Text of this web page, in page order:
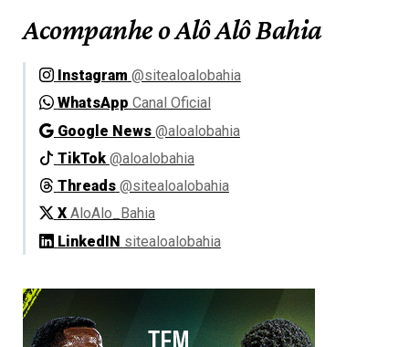
Acompanhe o Alô Alô Bahia
Instagram @sitealoalobahia
WhatsApp Canal Oficial
Google News @aloalobahia
TikTok @aloalobahia
Threads @sitealoalobahia
X AloAlo_Bahia
LinkedIN sitealoalobahia